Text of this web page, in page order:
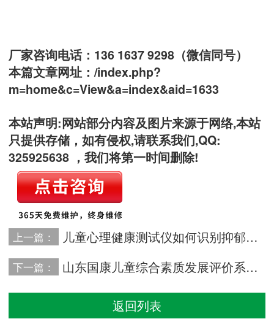
厂家咨询电话：136 1637 9298（微信同号）
本篇文章网址： /index.php?
m=home&c=View&a=index&aid=1633
本站声明:网站部分内容及图片来源于网络,本站
只提供存储，如有侵权,请联系我们,QQ:
325925638 ，我们将第一时间删除!
上一篇： 儿童心理健康测试仪如何识别抑郁症与焦虑症的早期迹象并及时干预？
下一篇： 山东国康儿童综合素质发展评价系统评估儿童生长潜力的金钥匙
返回列表